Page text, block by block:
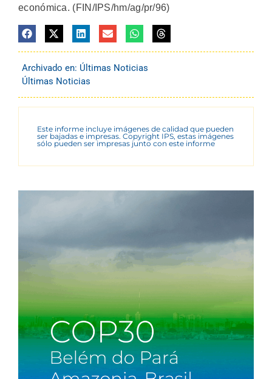
económica. (FIN/IPS/hm/ag/pr/96)
Archivado en: Últimas Noticias
Últimas Noticias
Este informe incluye imágenes de calidad que pueden
ser bajadas e impresas. Copyright IPS, estas imágenes
sólo pueden ser impresas junto con este informe